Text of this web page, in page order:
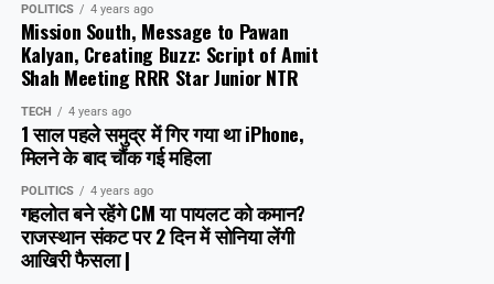
POLITICS 4 years ago
Mission South, Message to Pawan
Kalyan, Creating Buzz: Script of Amit
Shah Meeting RRR Star Junior NTR
TECH 4 years ago
1 साल पहले समुद्र में गिर गया था iPhone,
मिलने के बाद चौंक गई महिला
POLITICS 4 years ago
गहलोत बने रहेंगे CM या पायलट को कमान?
राजस्थान संकट पर 2 दिन में सोनिया लेंगी
आखिरी फैसला |